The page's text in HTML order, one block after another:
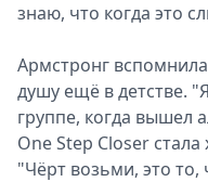
знаю, что когда это
Армстронг
душу ещё в детстве.
группе, когда вышел
One Step Closer
"Чёрт возьми, это то,